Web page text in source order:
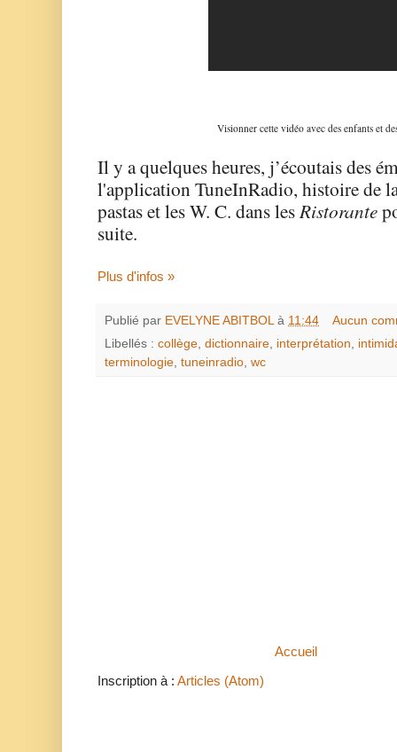
Visionner cette vidéo avec des enfants et
Il y a quelques heures, j’écoutais des
l'application TuneInRadio, histoire de
pastas et les W. C. dans lesRistorante
suite.
Plus d'infos »
Publié par EVELYNE ABITBOL à 11:44
Aucun
Libellés : collège, dictionnaire, interprétation,
terminologie, tuneinradio, wc
Accueil
Inscription à : Articles (Atom)